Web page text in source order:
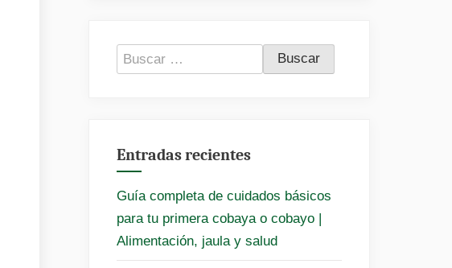
Buscar:
Entradas recientes
Guía completa de cuidados básicos
para tu primera cobaya o cobayo |
Alimentación, jaula y salud